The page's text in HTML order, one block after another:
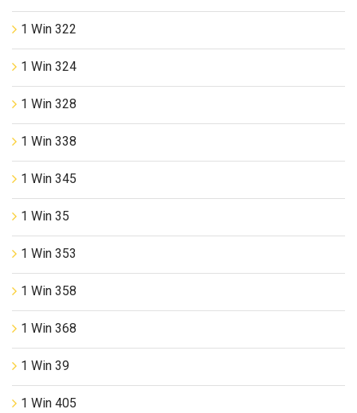
1 Win 322
1 Win 324
1 Win 328
1 Win 338
1 Win 345
1 Win 35
1 Win 353
1 Win 358
1 Win 368
1 Win 39
1 Win 405